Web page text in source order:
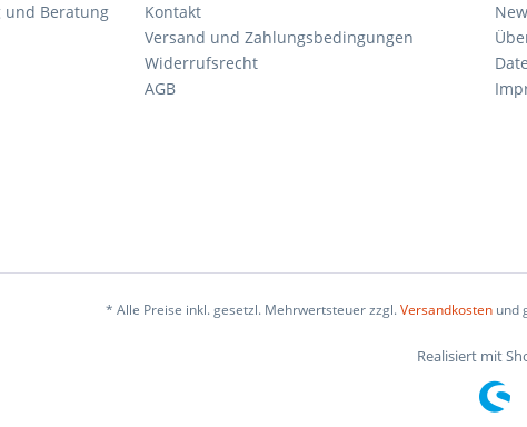
und Beratung
Kontakt
Versand und Zahlungsbedingungen
Widerrufsrecht
AGB
* Alle Preise inkl. gesetzl. Mehrwertsteuer zzgl.Versandkostenund
Realisiert mit